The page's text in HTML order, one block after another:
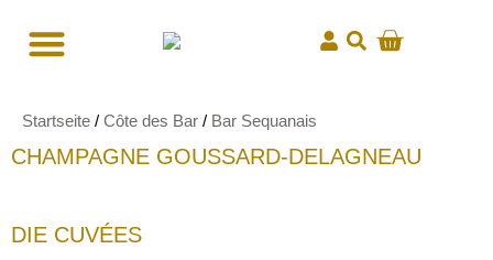
Startseite / Côte des Bar / Bar Sequanais
CHAMPAGNE GOUSSARD-DELAGNEAU
DIE CUVÉES